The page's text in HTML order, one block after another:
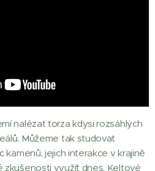
nalézat torza kdysi rozsáhlých
Můžeme tak studovat
kamenů, jejich interakce v krajině
zkušenosti využít dnes. Keltové